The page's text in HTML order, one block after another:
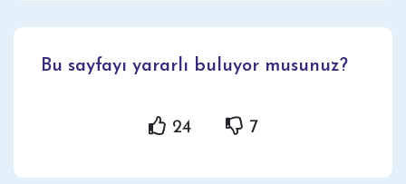
Bu sayfayı yararlı buluyor musunuz?
24 7